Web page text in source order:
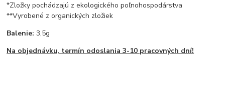
*Zložky pochádzajú z ekologického poľnohospodárstva
**Vyrobené z organických zložiek
Balenie:3,5g
Na objednávku, termín odoslania 3-10 pracovných dní!